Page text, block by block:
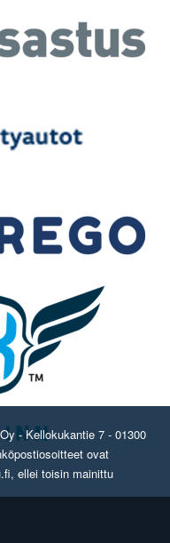
- Kellokukantie 7 - 01300
ovat
ellei toisin mainittu